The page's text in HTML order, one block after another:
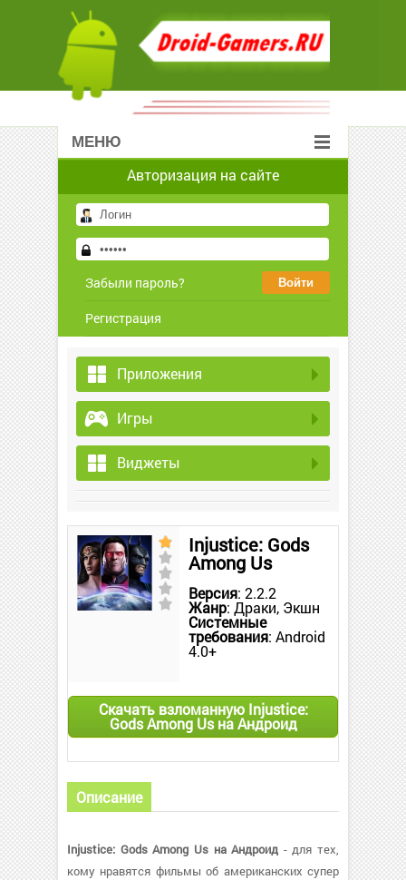
МЕНЮ
Авторизация на сайте
Забыли пароль?
Регистрация
Приложения
Игры
Виджеты
Injustice: Gods
Among Us
Версия: 2.2.2
Жанр: Драки, Экшн
Системные
требования: Android
4.0+
Скачать взломанную Injustice:
Gods Among Us на Андроид
Описание
Injustice: Gods Among Us на Андроид - для тех,
кому нравятся фильмы об американских супер